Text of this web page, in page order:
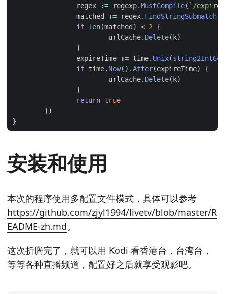
regex
:= regexp.MustCompile( `/
matched
:= regex. FindStringSubmatch
if len(matched ) < 2 {
urlCache. Delete( k)
}
expireTime
:= time. Unix(string2Int64
if time. Now().After(expireTime)
{
urlCache. Delete( k)
}
return true
})
}
安装和使用
本次的程序使用多配置文件模式，具体可以参考
https://github.com/zjyl1994/livetv/blob/master/R
EADME-zh.md。
这次折腾完了，就可以用 Kodi 看香港台，台湾台，
等等各种直播频道，配置好之后就享受观影吧。